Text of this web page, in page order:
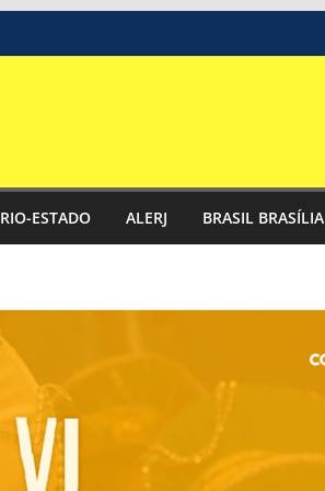
RIO-ESTADO ALERJ BRASIL BRASÍLIA